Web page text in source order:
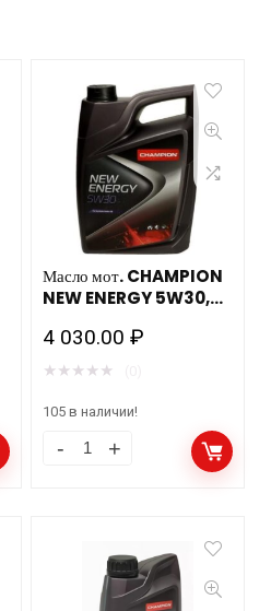
Масло мот. CHAMPION
NEW ENERGY 5W30,
SL/CF (4л) синт.
4 030.00₽
★ ★ ★ ★ ★
105 в наличии!